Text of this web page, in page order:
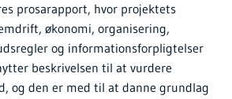
prosarapport, hvor projektets
økonomi, organisering,
og informationsforpligtelser
beskrivelsen til at vurdere
og den er med til at danne grundlag